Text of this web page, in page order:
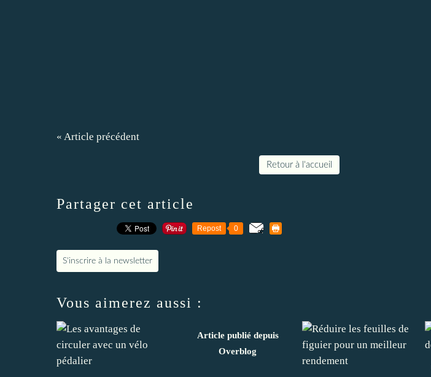
« Article précédent
Retour à l'accueil
Partager cet article
Repost 0
S'inscrire à la newsletter
Vous aimerez aussi :
Article publié depuis
Overblog